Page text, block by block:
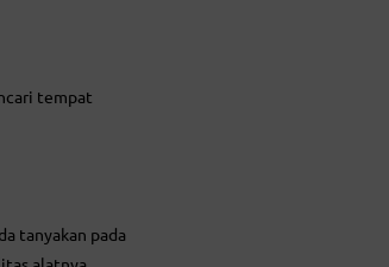
tempat
tanyakan pada